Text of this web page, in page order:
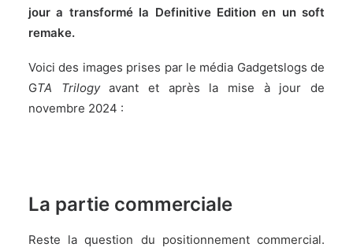
jour a transformé la Definitive Edition en un soft
remake.
Voici des images prises par le média Gadgetslogs de
GTA Trilogyavant et après la mise à jour de
novembre 2024 :
La partie commerciale
Reste la question du positionnement commercial.